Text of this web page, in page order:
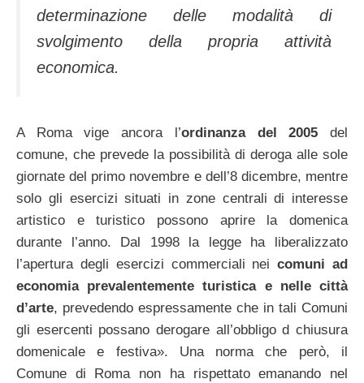
determinazione delle modalità di
svolgimento della propria attività
economica.
A Roma vige ancora l’ordinanza del 2005 del
comune, che prevede la possibilità di deroga alle sole
giornate del primo novembre e dell’8 dicembre, mentre
solo gli esercizi situati in zone centrali di interesse
artistico e turistico possono aprire la domenica
durante l’anno. Dal 1998 la legge ha liberalizzato
l’apertura degli esercizi commerciali neicomuni ad
economia prevalentemente turistica e nelle città
d’arte, prevedendo espressamente che in tali Comuni
gli esercenti possano derogare all’obbligo d chiusura
domenicale e festiva». Una norma che però, il
Comune di Roma non ha rispettato emanando nel